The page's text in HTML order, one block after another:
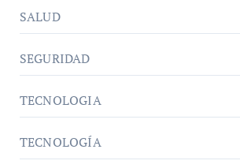
SALUD
SEGURIDAD
TECNOLOGIA
TECNOLOGÍA